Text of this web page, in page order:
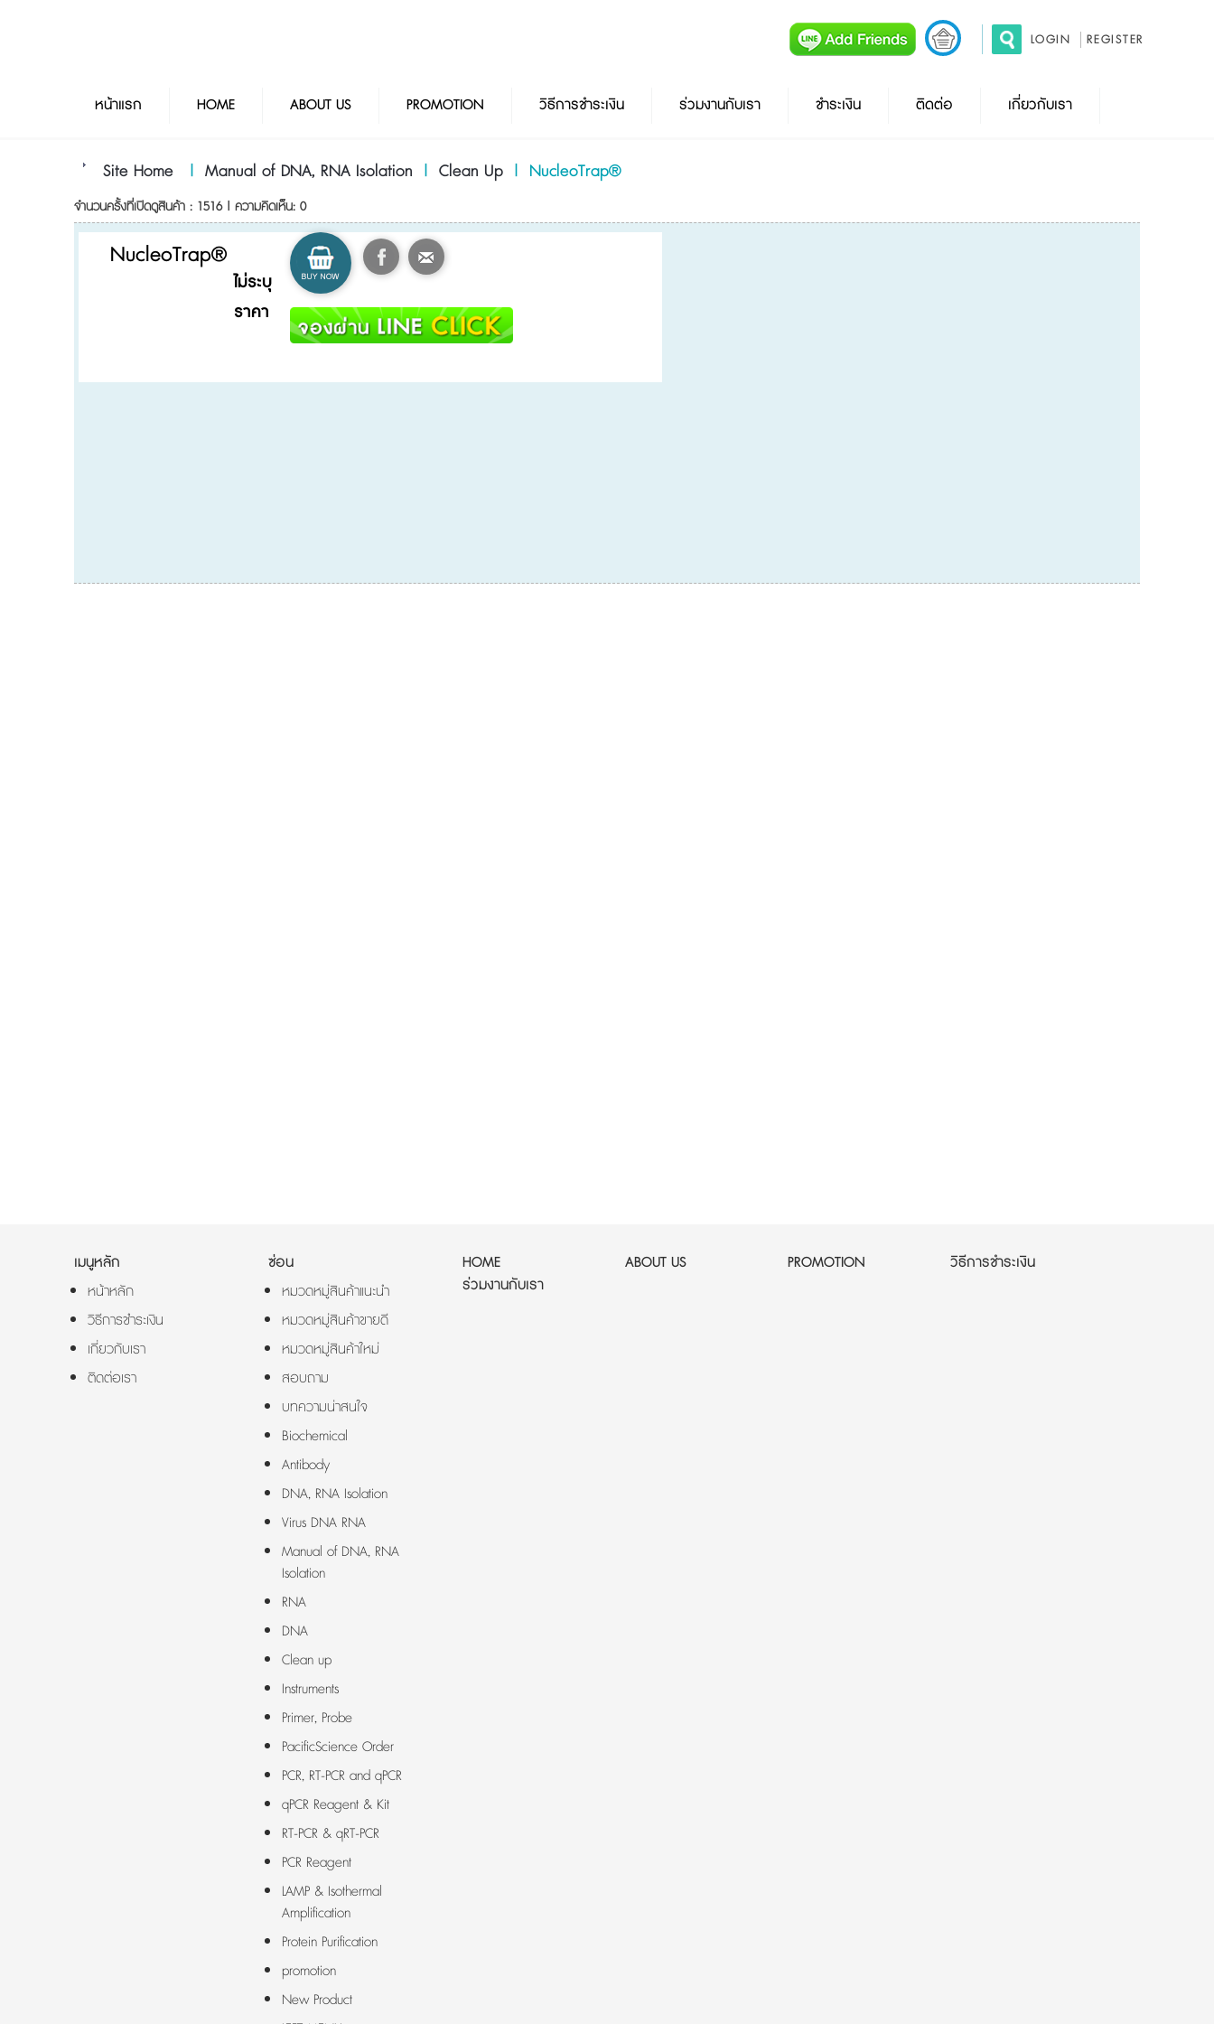
LOGIN REGISTER
หน้าแรก HOME ABOUT US PROMOTION วิธีการชำระเงิน ร่วมงานกับเรา ชำระเงิน ติดต่อ เกี่ยวกับเรา
Site Home | Manual of DNA, RNA Isolation | Clean Up | NucleoTrap®
จำนวนครั้งที่เปิดดูสินค้า : 1516 | ความคิดเห็น: 0
NucleoTrap®
ไม่ระบุ
ราคา
เมนูหลัก
หน้าหลัก
วิธีการชำระเงิน
เกี่ยวกับเรา
ติดต่อเรา
ซ่อน
หมวดหมู่สินค้าแนะนำ
หมวดหมู่สินค้าขายดี
หมวดหมู่สินค้าใหม่
สอบถาม
บทความน่าสนใจ
Biochemical
Antibody
DNA, RNA Isolation
Virus DNA RNA
Manual of DNA, RNA
Isolation
RNA
DNA
Clean up
Instruments
Primer, Probe
PacificScience Order
PCR, RT-PCR and qPCR
qPCR Reagent & Kit
RT-PCR & qRT-PCR
PCR Reagent
LAMP & Isothermal
Amplification
Protein Purification
promotion
New Product
HOME ABOUT US PROMOTION
วิธีการชำระเงิน
ร่วมงานกับเรา